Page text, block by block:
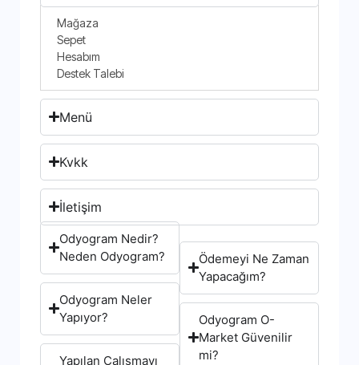
Mağaza
Sepet
Hesabım
Destek Talebi
Menü
Kvkk
İletişim
Odyogram Nedir?
Neden Odyogram?
Odyogram Neler
Yapıyor?
Yapılan Çalışmayı
Ödemeyi Ne Zaman
Yapacağım?
Odyogram O-
Market Güvenilir
mi?